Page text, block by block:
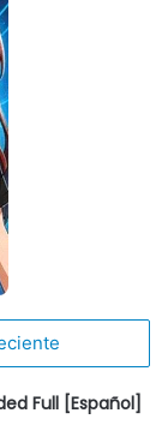
Full [Español]